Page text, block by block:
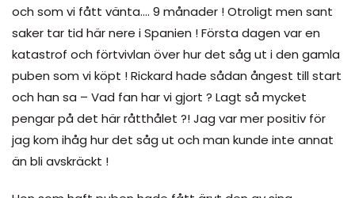
och som vi fått vänta…. 9 månader ! Otroligt men sant
saker tar tid här nere i Spanien ! Första dagen var en
katastrof och förtvivlan över hur det såg ut i den gamla
puben som vi köpt ! Rickard hade sådan ångest till start
och han sa – Vad fan har vi gjort ? Lagt så mycket
pengar på det här råtthålet ?! Jag var mer positiv för
jag kom ihåg hur det såg ut och man kunde inte annat
än bli avskräckt !